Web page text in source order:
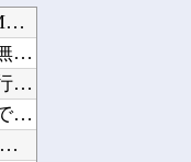
【プラモ・おもちゃほか】 DMM「【最大50%OFF】激アツ！おもちゃ・ホビー夏...
【画像】 ガンプラ再販の列を無視して開店ダッシュした客の末路…
【画像】 みい山作者「居酒屋行く奴はバカ。ホストの初回なら居酒屋より安く飲めてイ...
【特撮】 アニメみたいな衣装でも着こなせるヒロインって凄くない？
【ゴールデンカムイ 最終回】 第62話 感想 さらば五稜郭！戦いの舞台は暴走列車...